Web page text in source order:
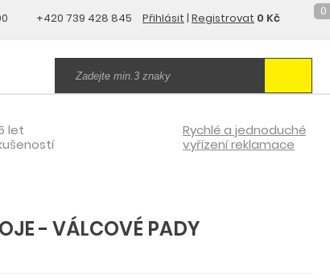
+420 739 428 845 Přihlásit | Registrovat 0 Kč 0
let
Rychlé a jednoduché
vyřízení reklamace
- VÁLCOVÉ PADY